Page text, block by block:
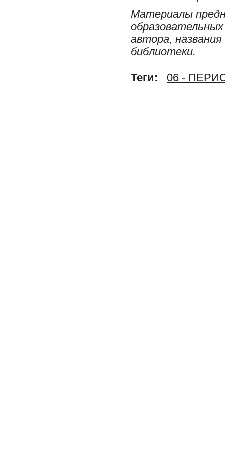
Материалы
автора,
библиотеки.
Теги: 06 -